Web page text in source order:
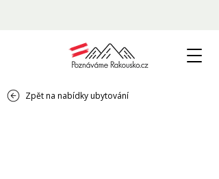
Zpět na nabídky ubytování